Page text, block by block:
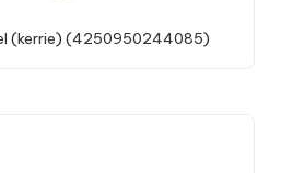
(kerrie) (4250950244085)